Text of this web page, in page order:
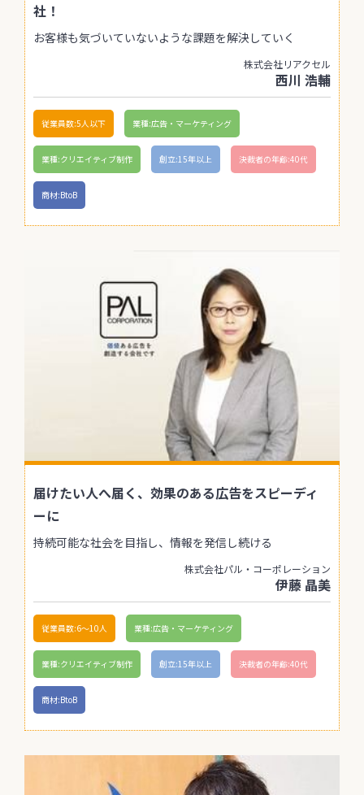
社！
お客様も気づいていないような課題を解決していく
株式会社リアクセル
西川 浩輔
従業員数:5人以下 業種:広告・マーケティング
業種:クリエイティブ制作 創立:15年以上 決裁者の年齢:40代
商材:BtoB
届けたい人へ届く、効果のある広告をスピーディ
ーに
持続可能な社会を目指し、情報を発信し続ける
株式会社パル・コーポレーション
伊藤 晶美
従業員数:6～10人 業種:広告・マーケティング
業種:クリエイティブ制作 創立:15年以上 決裁者の年齢:40代
商材:BtoB